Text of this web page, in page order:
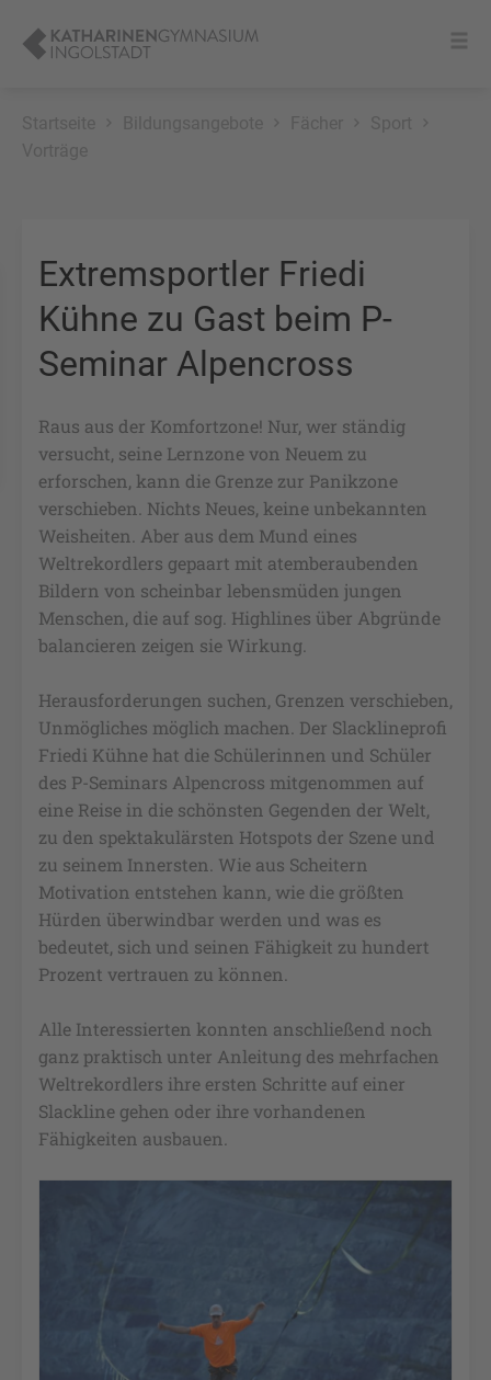
Extremsportler Friedi
Kühne zu Gast beim P-
Seminar Alpencross
Raus aus der Komfortzone! Nur, wer ständig
versucht, seine Lernzone von Neuem zu
erforschen, kann die Grenze zur Panikzone
verschieben. Nichts Neues, keine unbekannten
Weisheiten. Aber aus dem Mund eines
Weltrekordlers gepaart mit atemberaubenden
Bildern von scheinbar lebensmüden jungen
Menschen, die auf sog. Highlines über Abgründe
balancieren zeigen sie Wirkung.
Herausforderungen suchen, Grenzen verschieben,
Unmögliches möglich machen. Der Slacklineprofi
Friedi Kühne hat die Schülerinnen und Schüler
des P-Seminars Alpencross mitgenommen auf
eine Reise in die schönsten Gegenden der Welt,
zu den spektakulärsten Hotspots der Szene und
zu seinem Innersten. Wie aus Scheitern
Motivation entstehen kann, wie die größten
Hürden überwindbar werden und was es
bedeutet, sich und seinen Fähigkeit zu hundert
Prozent vertrauen zu können.
Alle Interessierten konnten anschließend noch
ganz praktisch unter Anleitung des mehrfachen
Weltrekordlers ihre ersten Schritte auf einer
Slackline gehen oder ihre vorhandenen
Fähigkeiten ausbauen.